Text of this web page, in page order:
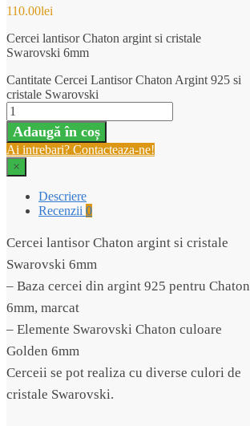
110.00lei
Cercei lantisor Chaton argint si cristale
Swarovski 6mm
Cantitate Cercei Lantisor Chaton Argint 925 si
cristale Swarovski
Adaugă în coș
Ai intrebari? Contacteaza-ne!
×
Descriere
Recenzii 0
Cercei lantisor Chaton argint si cristale
Swarovski 6mm
– Baza cercei din argint 925 pentru Chaton
6mm, marcat
– Elemente Swarovski Chaton culoare
Golden 6mm
Cerceii se pot realiza cu diverse culori de
cristale Swarovski.